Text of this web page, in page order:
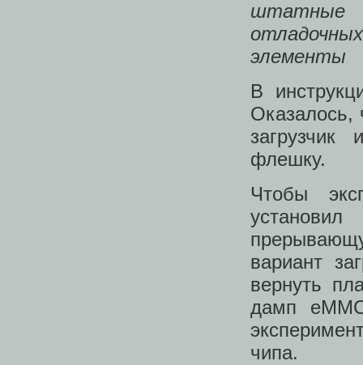
штатные
элементы
В
Оказалось,
флешку.
Чтобы
вариант
вернуть
дамп
чипа.